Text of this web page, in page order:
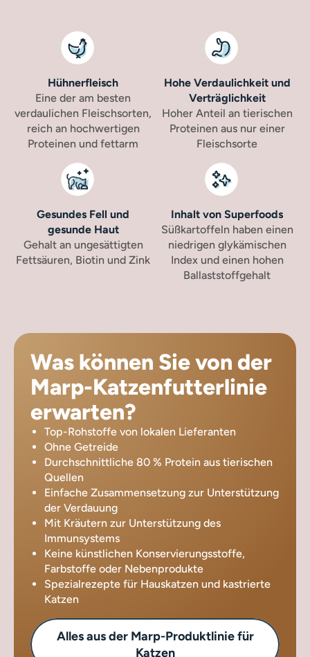
Hühnerfleisch
Eine der am besten
verdaulichen Fleischsorten,
reich an hochwertigen
Proteinen und fettarm
Hohe Verdaulichkeit und
Verträglichkeit
Hoher Anteil an tierischen
Proteinen aus nur einer
Fleischsorte
Gesundes Fell und
gesunde Haut
Gehalt an ungesättigten
Fettsäuren, Biotin und Zink
Inhalt von Superfoods
Süßkartoffeln haben einen
niedrigen glykämischen
Index und einen hohen
Ballaststoffgehalt
Was können Sie von der
Marp-Katzenfutterlinie
erwarten?
Top-Rohstoffe von lokalen Lieferanten
Ohne Getreide
Durchschnittliche 80 % Protein aus tierischen
Quellen
Einfache Zusammensetzung zur Unterstützung
der Verdauung
Mit Kräutern zur Unterstützung des
Immunsystems
Keine künstlichen Konservierungsstoffe,
Farbstoffe oder Nebenprodukte
Spezialrezepte für Hauskatzen und kastrierte
Katzen
Alles aus der Marp-Produktlinie für
Katzen